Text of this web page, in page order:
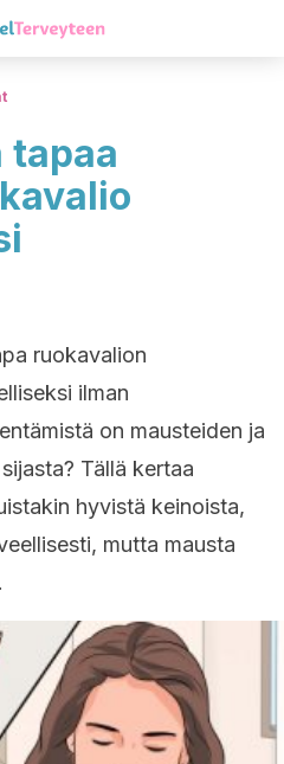
tapaa
ruokavalion
ilman
on mausteiden ja
Tällä kertaa
hyvistä keinoista,
mutta mausta